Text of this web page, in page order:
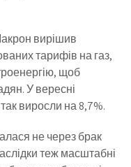
вирішив
тарифів на газ,
щоб
У вересні
виросли на 8,7%.
не через брак
теж масштабні